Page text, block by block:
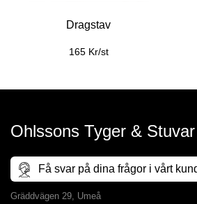
Dragstav
165 Kr/st
Ohlssons Tyger &
Få svar på dina frågor i vårt
Gräddvägen 29, Umeå